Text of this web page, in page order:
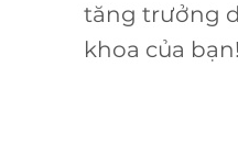
tăng trưởng
khoa của bạn!